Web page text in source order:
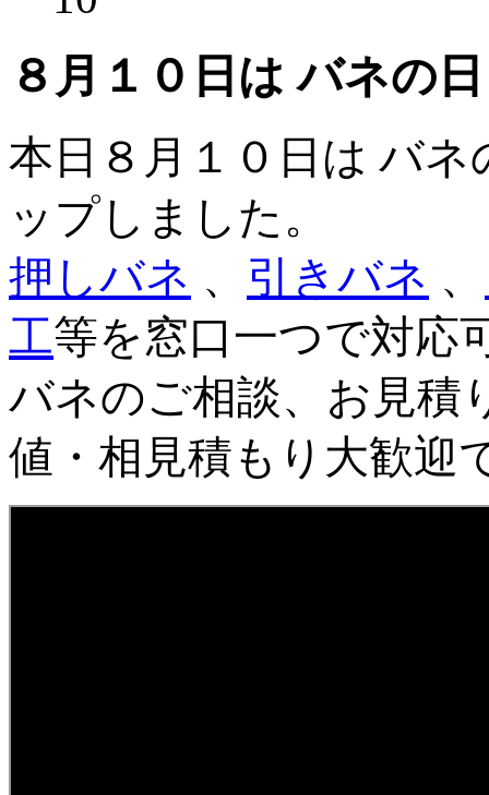
８月１０日は バネの日
本日８月１０日は バ
ップしました。
押しバネ 、 引きバネ 、
工等を窓口一つで対応
バネのご相談、お見
値・相見積もり大歓迎